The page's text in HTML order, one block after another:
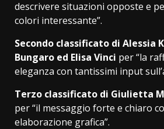
descrivere situazioni opposte e
colori interessante”.
Secondo classificato di Alessia
Bungaro ed Elisa Vinci per “la
eleganza con tantissimi input
Terzo classificato di Giulietta
per “il messaggio forte e chiaro
elaborazione grafica”.